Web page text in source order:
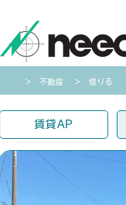
​＞ 不動産 ​＞ 借りる
賃貸AP